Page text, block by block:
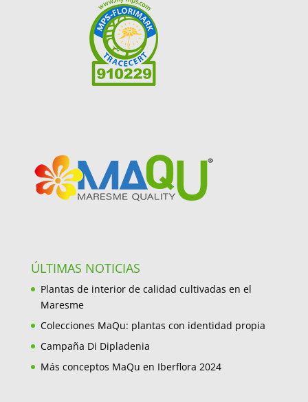
ÚLTIMAS NOTICIAS
Plantas de interior de calidad cultivadas en el
Maresme
Colecciones MaQu: plantas con identidad propia
Campaña Di Dipladenia
Más conceptos MaQu en Iberflora 2024